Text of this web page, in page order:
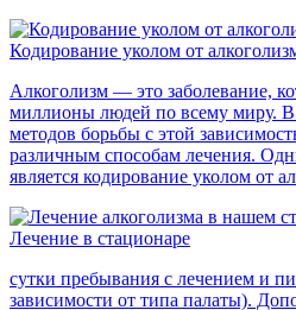
Кодирование уколом от
Алкоголизм — это заболевание,
миллионы людей по всему миру.
методов борьбы с этой
различным способам лечения.
является кодирование уколом от
Лечение в стационаре
сутки пребывания с лечением и
зависимости от типа палаты).